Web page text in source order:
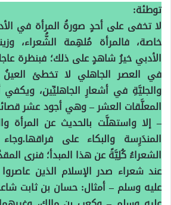
توطئة:
لا تخفى على أحدٍ صورةُ المرأة في
خاصة، فالمرأة مُلهِمة الشُّعراء،
الأدبي خيرُ شاهدٍ على ذلك؛ فبنظرة
في العصر الجاهلي لا تخطئ العينُ
والجليَّةِ في أشعارِ الجاهليِّين،
المعلَّقات العشر – وهي أجود عشر
– إلا واستهلَّت بالحديث عن المرأة
المندَرِسة والبكاء على
الشعراءُ كُلِيَّةً عن هذا المبدأ؛ فنرى
عند شعراء صدر الإسلام الذين
عليه وسلم – أمثال: حسان بن ثابت